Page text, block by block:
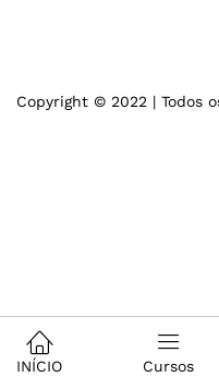
Copyright © 2022 | Todos
INÍCIO Cursos